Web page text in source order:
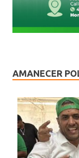
AMANECER